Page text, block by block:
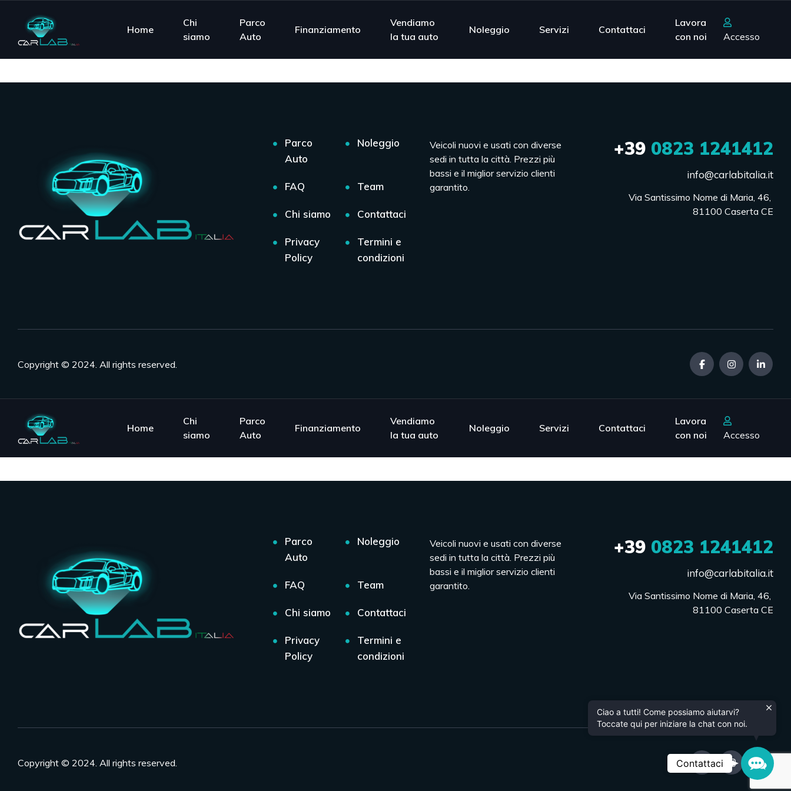
Home
Chi
siamo
Parco
Auto
Finanziamento
Vendiamo
la tua auto
Noleggio Servizi Contattaci
Lavora
con noi
Accesso
Parco
Auto
Noleggio
FAQ Team
Chi siamo Contattaci
Privacy
Policy
Termini e
condizioni
Veicoli nuovi e usati con diverse
sedi in tutta la città. Prezzi più
bassi e il miglior servizio clienti
garantito.
+390823 1241412
info@carlabitalia.it
Via Santissimo Nome di Maria, 46,
81100 Caserta CE
Copyright © 2024. All rights reserved.
Home
Chi
siamo
Parco
Auto
Finanziamento
Vendiamo
la tua auto
Noleggio Servizi Contattaci
Lavora
con noi
Accesso
Parco
Auto
Noleggio
FAQ Team
Chi siamo Contattaci
Privacy
Policy
Termini e
condizioni
Veicoli nuovi e usati con diverse
sedi in tutta la città. Prezzi più
bassi e il miglior servizio clienti
garantito.
+390823 1241412
info@carlabitalia.it
Via Santissimo Nome di Maria, 46,
81100 Caserta CE
Copyright © 2024. All rights reserved. Contattaci
Ciao a tutti! Come possiamo aiutarvi?
Toccate qui per iniziare la chat con noi.